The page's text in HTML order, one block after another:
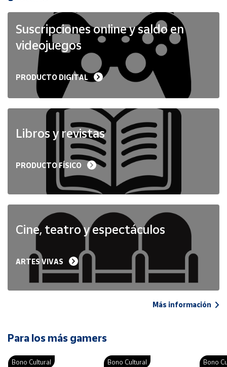
Ubicación
Península
Baleares
Melilla
Suscripciones online y saldo en
videojuegos
PRODUCTO DIGITAL
Libros y revistas
PRODUCTO FÍSICO
Cine, teatro y espectáculos
ARTES VIVAS
Más información
Para los más gamers
Bono Cultural Bono Cultural Bono